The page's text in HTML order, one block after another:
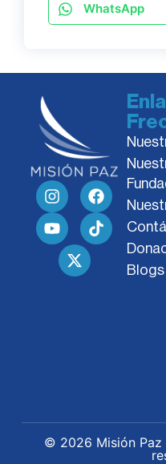
WhatsApp
Blogs
© 2026 Misión Paz